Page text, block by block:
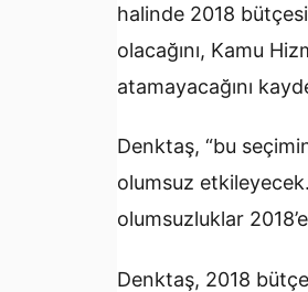
halinde 2018
olacağını, Kamu
atamayacağını
Denktaş, “bu
olumsuz
olumsuzluklar
Denktaş, 2018